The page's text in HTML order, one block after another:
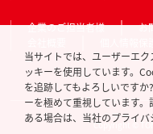
企業のご担当者様 お
Copyright ©
当サイトでは、ユーザーエ
ッキーを使用しています。
を追跡してもよろしいです
ーを極めて重視しています
ある場合は、当社のプライバ